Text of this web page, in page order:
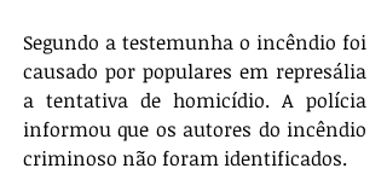
Segundo a testemunha o incêndio foi
causado por populares em represália
a tentativa de homicídio. A polícia
informou que os autores do incêndio
criminoso não foram identificados.